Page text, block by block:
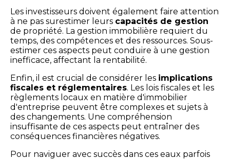
Les investisseurs doivent également faire attention
à ne pas surestimer leurs capacités de gestion
de propriété. La gestion immobilière requiert du
temps, des compétences et des ressources. Sous-
estimer ces aspects peut conduire à une gestion
inefficace, affectant la rentabilité.
Enfin, il est crucial de considérer les implications
fiscales et réglementaires. Les lois fiscales et les
règlements locaux en matière d'immobilier
d'entreprise peuvent être complexes et sujets à
des changements. Une compréhension
insuffisante de ces aspects peut entraîner des
conséquences financières négatives.
Pour naviguer avec succès dans ces eaux parfois